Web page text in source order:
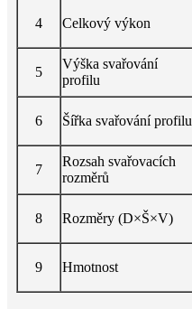
4 Celkový výkon
5
Výška svařování
profilu
6 Šířka svařování profilu
7
Rozsah svařovacích
rozměrů
8 Rozměry (D×Š×V)
9 Hmotnost